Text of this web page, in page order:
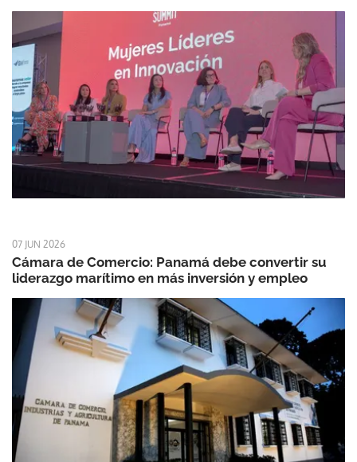
07 JUN 2026
Cámara de Comercio: Panamá debe convertir su
liderazgo marítimo en más inversión y empleo